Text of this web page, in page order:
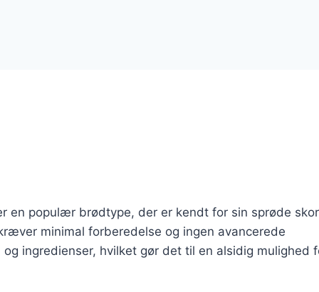
en populær brødtype, der er kendt for sin sprøde
minimal forberedelse og ingen avancerede
ingredienser, hvilket gør det til en alsidig mulighed